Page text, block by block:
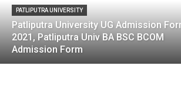
PATLIPUTRA UNIVERSITY
Patliputra University UG Admission
2021, Patliputra Univ BA BSC BCOM
Admission Form